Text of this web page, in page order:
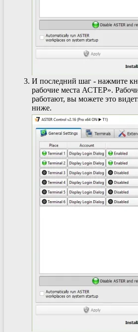
И последний шаг - нажмите
рабочие места АСТЕР».
работают, вы можете это
ниже.